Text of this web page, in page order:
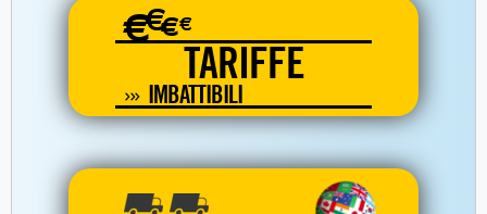
€€€€
TARIFFE
IMBATTIBILI